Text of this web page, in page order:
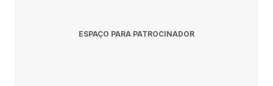
ESPAÇO PARA PATROCINADOR